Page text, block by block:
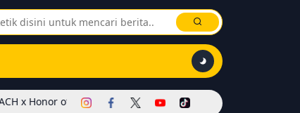
Dimulai! Hadirkan Skin Soul Reaper, Mode Khusus, dan